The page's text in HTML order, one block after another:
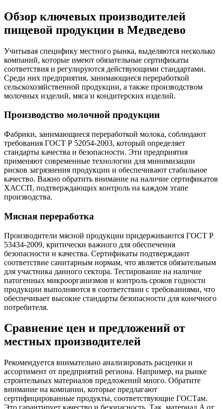
Обзор ключевых производителей
пищевой продукции в Медведево
Учитывая специфику местного рынка, выделяются несколько
компаний, которые имеют обязательные сертификаты
соответствия и регулируются действующими стандартами.
Среди них предприятия, занимающиеся переработкой
сельскохозяйственной продукции, а также производством
молочных изделий, мяса и кондитерских изделий.
Производство молочной продукции
Фабрики, занимающиеся переработкой молока, соблюдают
требования ГОСТ Р 52054-2003, который определяет
стандарты качества и безопасности. Эти предприятия
применяют современные технологии для минимизации
рисков загрязнения продукции и обеспечивают стабильное
качество. Важно обратить внимание на наличие сертификатов
ХАССП, подтверждающих контроль на каждом этапе
производства.
Мясная переработка
Производители мясной продукции придерживаются ГОСТ Р
53434-2009, критически важного для обеспечения
безопасности и качества. Сертификаты подтверждают
соответствие санитарным нормам, что является обязательным
для участника данного сектора. Тестирование на наличие
патогенных микроорганизмов и контроль сроков годности
продукции выполняются в соответствии с требованиями, что
обеспечивает высокие стандарты безопасности для конечного
потребителя.
Сравнение цен и предложений от
местных производителей
Рекомендуется внимательно анализировать расценки и
ассортимент от предприятий региона. Например, на рынке
строительных материалов предложений много. Обратите
внимание на компании, которые предлагают
сертифицированные продукты, соответствующие ГОСТам.